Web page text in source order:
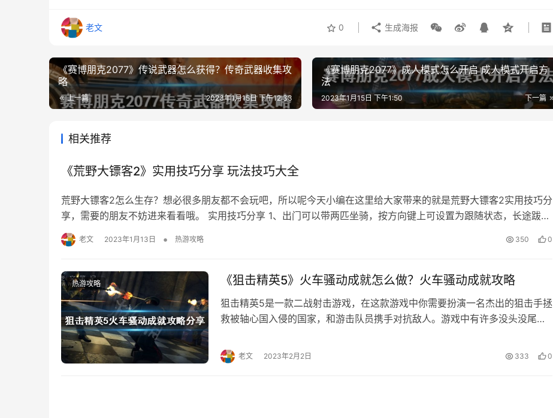
老文 0 生成海报
《赛博朋克2077》传说武器怎么获得？传奇武器收集攻
略
上一篇 2023年1月15日 下午12:33
《赛博朋克2077》成人模式怎么开启 成人模式开启方
法
下一篇
2023年1月15日 下午1:50
相关推荐
《荒野大镖客2》实用技巧分享 玩法技巧大全
荒野大镖客2怎么生存？想必很多朋友都不会玩吧，所以呢今天小编在这里给大家带来的就是荒野大镖客2实用技巧分
享，需要的朋友不妨进来看看哦。 实用技巧分享 1、出门可以带两匹坐骑，按方向键上可设置为跟随状态，长途跋涉
时无需担心耐力问题。消耗完后更换坐骑，续航很强。 2、小型动物，诸如兔子，狐狸可用改良后的弓箭射，可完美
皮。中大型动物，诸如，狼，雄，鳄鱼，可用普通弓…
老文 2023年1月13日 • 热游攻略 350 0
热游攻略 《狙击精英5》火车骚动成就怎么做？火车骚动成就攻略
狙击精英5是一款二战射击游戏，在这款游戏中你需要扮演一名杰出的狙击手拯
救被轴心国入侵的国家，和游击队员携手对抗敌人。游戏中有许多没头没尾的
何完成，下面小编就带来狙击精英5火车骚动成就攻略分享，一起来看看吧。
火车骚动成就攻略分享 没头没尾的成就是非常多的，只给了一个要求但没给你
老文 2023年2月2日 333 0